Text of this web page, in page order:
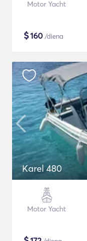
Motor Yacht
$160 /diena
Karel 480
Motor Yacht